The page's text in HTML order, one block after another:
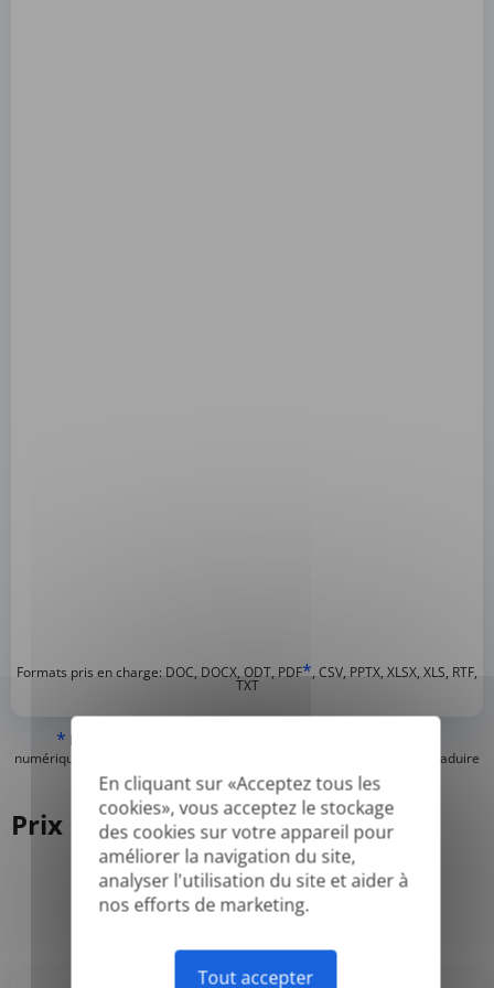
En cliquant sur «Acceptez tous les
cookies», vous acceptez le stockage
des cookies sur votre appareil pour
améliorer la navigation du site,
analyser l'utilisation du site et aider à
nos efforts de marketing.
Tout accepter
Formats pris en charge: DOC, DOCX, ODT, PDF*, CSV, PPTX, XLSX, XLS, RTF,
TXT
* Nous ne pouvons traduire que les PDF « normaux » ou créés
numériquement et les PDF consultables, mais nous ne pouvons pas traduire
les PDF « image seulement » ou scannés.
Prix
Mensuel Annuel